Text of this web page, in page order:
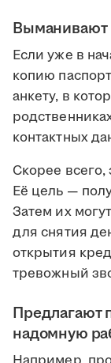
Выманивают
Если уже в
копию
анкету, в
контактных
Скорее
Её цель —
Затем их
для снятия
открытия
тревожный
Предлагают
надомную